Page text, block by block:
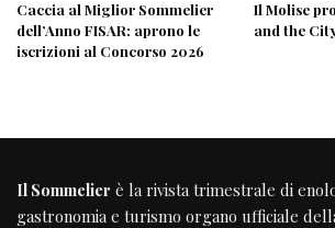
Caccia al Miglior Sommelier
dell’Anno FISAR: aprono le
iscrizioni al Concorso 2026
Il Molise
and the
Il Sommelier è la rivista trimestrale di
gastronomia e turismo organo ufficiale